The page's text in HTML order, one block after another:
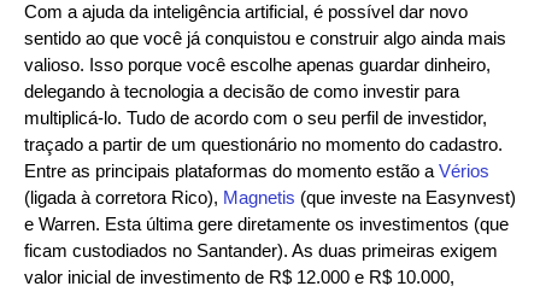
Com a ajuda da inteligência artificial, é possível dar novo
sentido ao que você já conquistou e construir algo ainda mais
valioso. Isso porque você escolhe apenas guardar dinheiro,
delegando à tecnologia a decisão de como investir para
multiplicá-lo. Tudo de acordo com o seu perfil de investidor,
traçado a partir de um questionário no momento do cadastro.
Entre as principais plataformas do momento estão a Vérios
(ligada à corretora Rico), Magnetis (que investe na Easynvest)
e Warren. Esta última gere diretamente os investimentos (que
ficam custodiados no Santander). As duas primeiras exigem
valor inicial de investimento de R$ 12.000 e R$ 10.000,